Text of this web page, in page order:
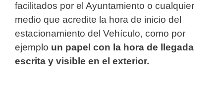
facilitados por el Ayuntamiento o cualquier
medio que acredite la hora de inicio del
estacionamiento del Vehículo, como por
ejemplo un papel con la hora de llegada
escrita y visible en el exterior.